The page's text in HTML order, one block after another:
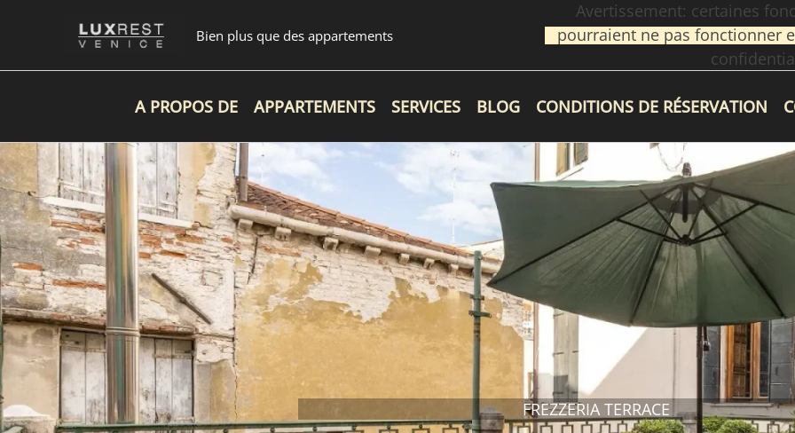
Bien plus que des appartements
Avertissement: certaines
pourraient ne pas fonctionner
A PROPOS DE APPARTEMENTS SERVICES BLOG CONDITIONS DE RÉSERVATION
FREZZERIA TERRACE